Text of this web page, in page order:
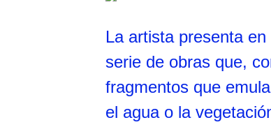
La artista presenta
serie de obras que,
fragmentos que
el agua o la